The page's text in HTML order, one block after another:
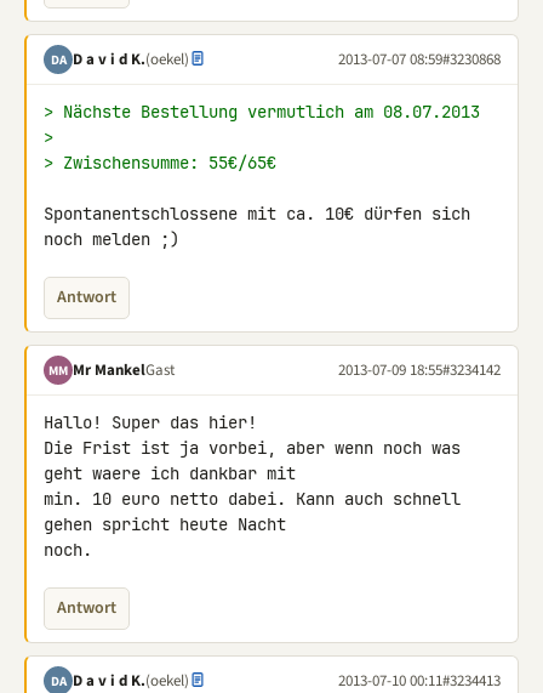
DA D a v i d K.(oekel) 2013-07-07 08:59#3230868
> Nächste Bestellung vermutlich am 08.07.2013
>
> Zwischensumme: 55€/65€
Spontanentschlossene mit ca. 10€ dürfen sich
noch melden ;)
Antwort
MM Mr MankelGast 2013-07-09 18:55#3234142
Hallo! Super das hier!
Die Frist ist ja vorbei, aber wenn noch was
geht waere ich dankbar mit
min. 10 euro netto dabei. Kann auch schnell
gehen spricht heute Nacht
noch.
Antwort
DA D a v i d K.(oekel) 2013-07-10 00:11#3234413